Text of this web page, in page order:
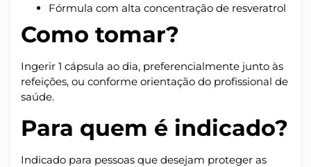
Fórmula com alta concentração de resveratrol
Como tomar?
Ingerir 1 cápsula ao dia, preferencialmente junto às
refeições, ou conforme orientação do profissional de
saúde.
Para quem é indicado?
Indicado para pessoas que desejam proteger as